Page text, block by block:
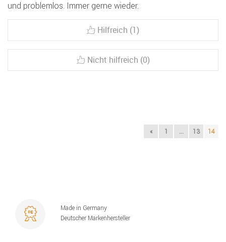
und problemlos. Immer gerne wieder.
Hilfreich (1)
Nicht hilfreich (0)
« 1 ... 13 14
Made in Germany
Deutscher Markenhersteller